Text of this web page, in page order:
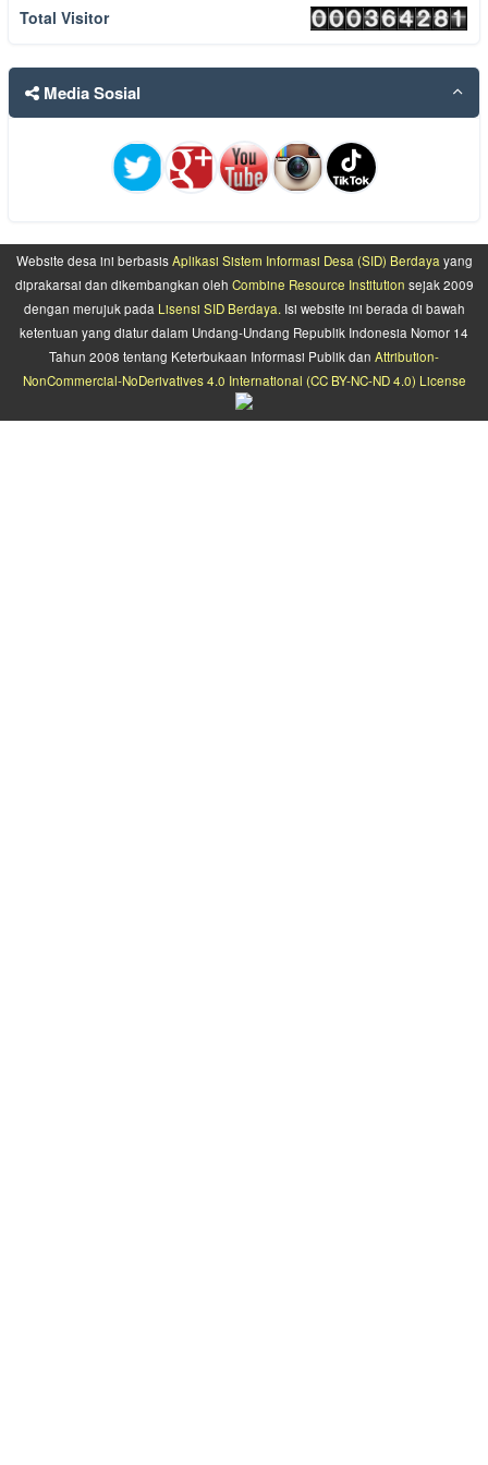
13 Oktober 2017 01:46:33 WIB
Total Visitor
Media Sosial
Website desa ini berbasisAplikasi Sistem Informasi Desa (SID) Berdaya yang
diprakarsai dan dikembangkan oleh Combine Resource Institution sejak 2009
dengan merujuk pada Lisensi SID Berdaya. Isi website ini berada di bawah
ketentuan yang diatur dalam Undang-Undang Republik Indonesia Nomor 14
Tahun 2008 tentang Keterbukaan Informasi Publik dan Attribution-
NonCommercial-NoDerivatives 4.0 International (CC BY-NC-ND 4.0) License